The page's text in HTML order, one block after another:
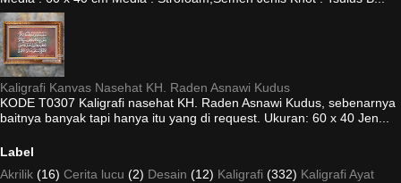
Kaligrafi Kanvas Nasehat KH. Raden Asnawi Kudus
KODE T0307 Kaligrafi nasehat KH. Raden Asnawi Kudus, sebenarnya
baitnya banyak tapi hanya itu yang di request. Ukuran: 60 x 40 Jen...
Label
Akrilik (16) Cerita lucu (2) Desain (12) Kaligrafi (332) Kaligrafi Ayat